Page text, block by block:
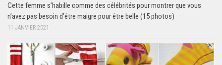
Cette femme s’habille comme des célébrités pour montrer que vous
n’avez pas besoin d’être maigre pour être belle (15 photos)
11 JANVIER 2021